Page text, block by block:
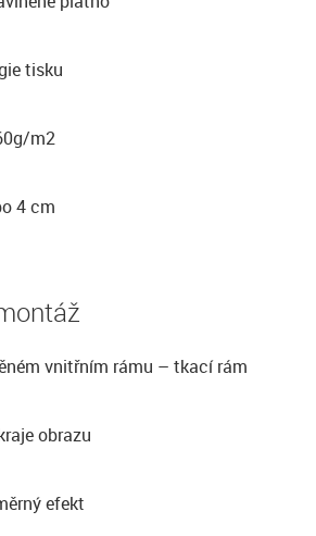
tisku
m2
4 cm
vnitřním rámu – tkací rám
obrazu
efekt